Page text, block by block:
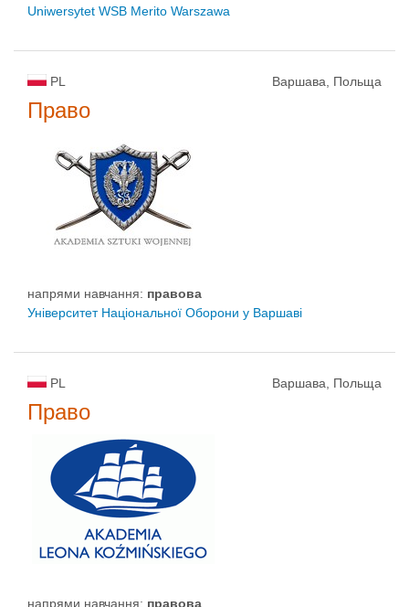
Uniwersytet WSB Merito Warszawa
PL Варшава, Польща
Право
напрями навчання: правовa
Університет Національної Оборони у Варшаві
PL Варшава, Польща
Право
напрями навчання: правовa